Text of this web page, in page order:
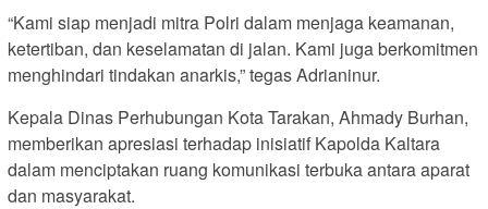
“Kami siap menjadi mitra Polri dalam menjaga keamanan,
ketertiban, dan keselamatan di jalan. Kami juga berkomitmen
menghindari tindakan anarkis,” tegas Adrianinur.
Kepala Dinas Perhubungan Kota Tarakan, Ahmady Burhan,
memberikan apresiasi terhadap inisiatif Kapolda Kaltara
dalam menciptakan ruang komunikasi terbuka antara aparat
dan masyarakat.